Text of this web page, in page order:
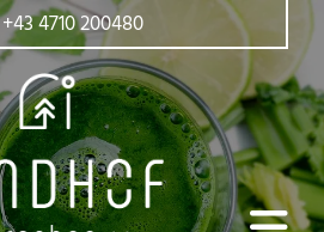
+43 4710 200480